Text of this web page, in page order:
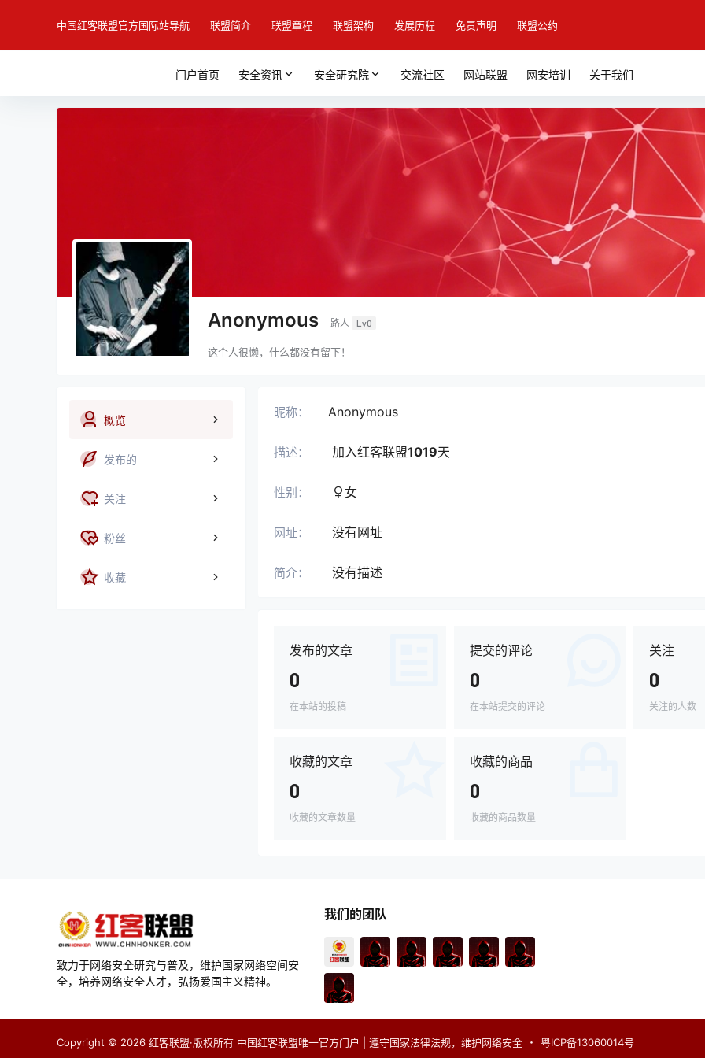
中国红客联盟官方国际站导航 联盟简介 联盟章程 联盟架构 发展历程 免责声明 联盟公约
门户首页 安全资讯 安全研究院 交流社区 网站联盟 网安培训 关于我们
Anonymous 路人 Lv0
这个人很懒，什么都没有留下！
概览
发布的
关注
粉丝
收藏
昵称： Anonymous
描述： 加入红客联盟1019天
性别： 女
网址： 没有网址
简介： 没有描述
发布的文章
0
在本站的投稿
提交的评论
0
在本站提交的评论
关注
0
关注的人数
收藏的文章
0
收藏的文章数量
收藏的商品
0
收藏的商品数量
致力于网络安全研究与普及，维护国家网络空间安
全，培养网络安全人才，弘扬爱国主义精神。
我们的团队
Copyright © 2026 红客联盟·版权所有 中国红客联盟唯一官方门户 | 遵守国家法律法规，维护网络安全 ・ 粤ICP备13060014号